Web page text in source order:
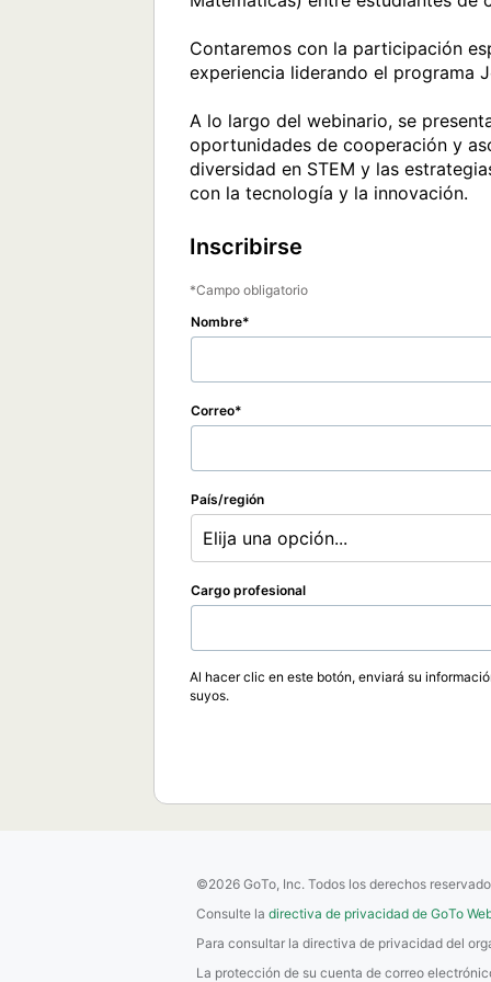
Contaremos con la participación
experiencia liderando el programa
A lo largo del webinario, se
oportunidades de cooperación y
diversidad en STEM y las
con la tecnología y la innovación.
Inscribirse
Campo obligatorio
Nombre
Correo
País/región
Elija una opción...
Cargo profesional
Al hacer clic en este botón, enviará su
suyos.
©2026 GoTo, Inc. Todos los derechos
Consulte la directiva de privacidad de GoTo
Para consultar la directiva de privacidad del
La protección de su cuenta de correo